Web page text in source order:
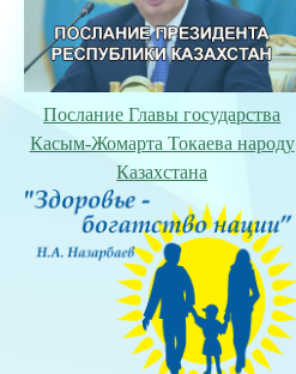
Послание Главы государства
Касым-Жомарта Токаева народу
Казахстана